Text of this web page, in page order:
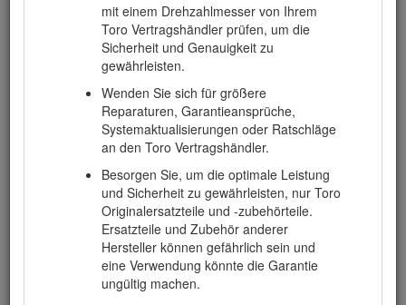
mit einem Drehzahlmesser von Ihrem
Toro Vertragshändler prüfen, um die
Sicherheit und Genauigkeit zu
gewährleisten.
Wenden Sie sich für größere
Reparaturen, Garantieansprüche,
Systemaktualisierungen oder Ratschläge
an den Toro Vertragshändler.
Besorgen Sie, um die optimale Leistung
und Sicherheit zu gewährleisten, nur Toro
Originalersatzteile und -zubehörteile.
Ersatzteile und Zubehör anderer
Hersteller können gefährlich sein und
eine Verwendung könnte die Garantie
ungültig machen.
Überrollschutz immer den Sicherheitsgurt an und
nehmen Sie nie den Überrollschutz ab.
Heben Sie beim Fahren von einem Einsatzort
zum nächsten die Schneideinheiten an.
Berühren Sie weder den Motor, die Schalldämpfer
oder das Auspuffrohr, während der Motor läuft
bzw. kurz nachdem er abgestellt wurde, da diese
Bereiche so heiß sind, dass dies zu
Verbrennungen führen würde.
Wenn der Motor blockiert oder die Maschine an
Geschwindigkeit verliert, und Sie nicht auf einen
Hügel hinauffahren können, darf die Maschine
nicht gewendet werden. Fahren Sie in einem
solchen Fall den Hang langsam und gerade
rückwärts wieder hinunter.